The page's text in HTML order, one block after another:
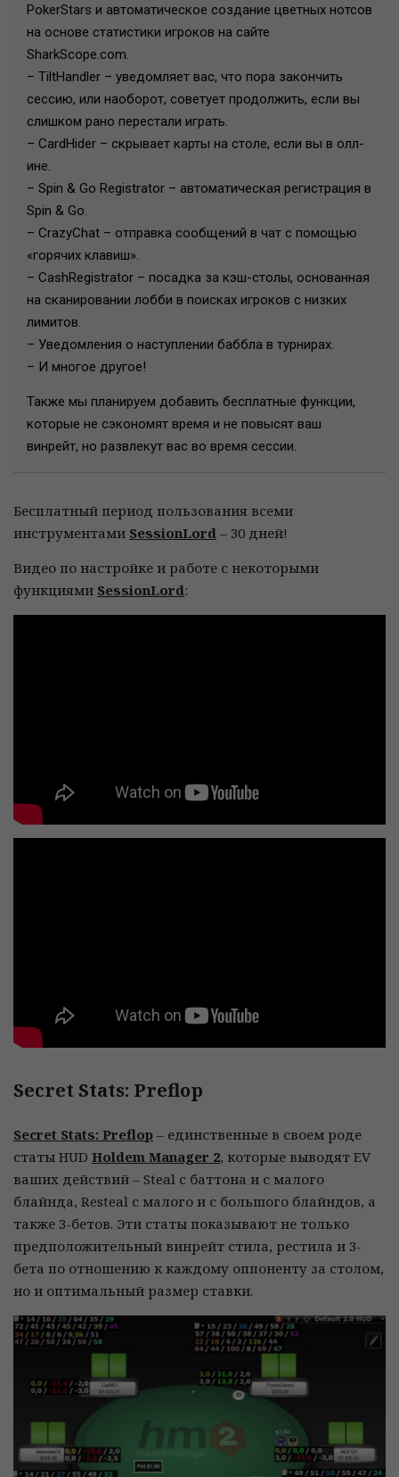
PokerStars и автоматическое создание цветных нотсов
на основе статистики игроков на сайте
SharkScope.com.
– TiltHandler – уведомляет вас, что пора закончить
сессию, или наоборот, советует продолжить, если вы
слишком рано перестали играть.
– CardHider – скрывает карты на столе, если вы в олл-
ине.
– Spin & Go Registrator – автоматическая регистрация в
Spin & Go.
– CrazyChat – отправка сообщений в чат с помощью
«горячих клавиш».
– CashRegistrator – посадка за кэш-столы, основанная
на сканировании лобби в поисках игроков с низких
лимитов.
– Уведомления о наступлении баббла в турнирах.
– И многое другое!
Также мы планируем добавить бесплатные функции,
которые не сэкономят время и не повысят ваш
винрейт, но развлекут вас во время сессии.
Бесплатный период пользования всеми
инструментами SessionLord – 30 дней!
Видео по настройке и работе с некоторыми
функциями SessionLord:
Secret Stats: Preflop
Secret Stats: Preflop – единственные в своем роде
статы HUD Holdem Manager 2, которые выводят EV
ваших действий – Steal с баттона и с малого
блайнда, Resteal с малого и с большого блайндов, а
также 3-бетов. Эти статы показывают не только
предположительный винрейт стила, рестила и 3-
бета по отношению к каждому оппоненту за столом,
но и оптимальный размер ставки.